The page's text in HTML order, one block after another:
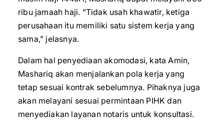
ribu jamaah haji. “Tidak usah khawatir, ketiga
perusahaan itu memiliki satu sistem kerja yang
sama,” jelasnya.
Dalam hal penyediaan akomodasi, kata Amin,
Mashariq akan menjalankan pola kerja yang
tetap sesuai kontrak sebelumnya. Pihaknya juga
akan melayani sesuai permintaan PIHK dan
menyediakan layanan notaris untuk konsultasi.